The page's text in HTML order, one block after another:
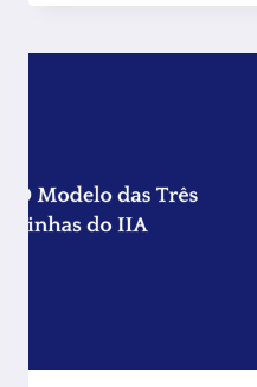
RISCO
VIRARAM
TEATRO
COMO